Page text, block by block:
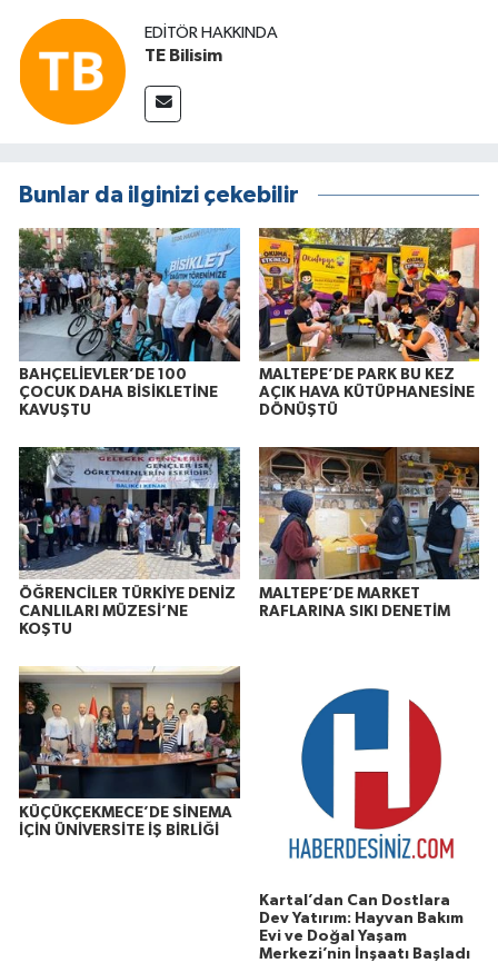
EDITÖR HAKKINDA
TE Bilisim
Bunlar da ilginizi çekebilir
BAHÇELİEVLER’DE 100
ÇOCUK DAHA BİSİKLETİNE
KAVUŞTU
MALTEPE’DE PARK BU KEZ
AÇIK HAVA KÜTÜPHANESİNE
DÖNÜŞTÜ
ÖĞRENCİLER TÜRKİYE DENİZ
CANLILARI MÜZESİ’NE
KOŞTU
MALTEPE’DE MARKET
RAFLARINA SIKI DENETİM
KÜÇÜKÇEKMECE’DE SİNEMA
İÇİN ÜNİVERSİTE İŞ BİRLİĞİ
Kartal’dan Can Dostlara
Dev Yatırım: Hayvan Bakım
Evi ve Doğal Yaşam
Merkezi’nin İnşaatı Başladı